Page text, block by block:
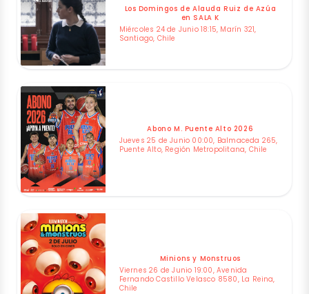
Los Domingos de Alauda Ruiz de Azúa
en SALA K
Miércoles 24 de Junio 18:15, Marín 321,
Santiago, Chile
Abono M. Puente Alto 2026
Jueves 25 de Junio 00:00, Balmaceda 265,
Puente Alto, Región Metropolitana, Chile
Minions y Monstruos
Viernes 26 de Junio 19:00, Avenida
Fernando Castillo Velasco 8580, La Reina,
Chile